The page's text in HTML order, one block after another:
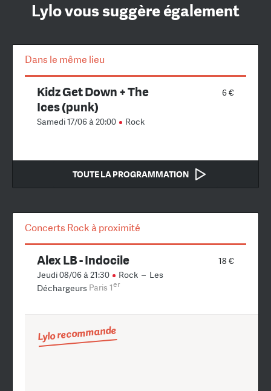
Lylo vous suggère également
Dans le même lieu
6 €
Kidz Get Down + The
Ices (punk)
Samedi 17/06 à 20:00 Rock
TOUTE LA PROGRAMMATION
Concerts Rock à proximité
18 €
Alex LB - Indocile
Jeudi 08/06 à 21:30 Rock – Les
Déchargeurs Paris 1er
Lylo recommande